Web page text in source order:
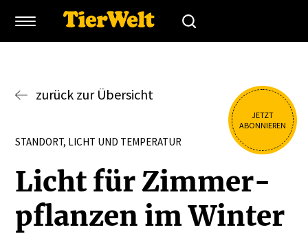
JETZT
ABONNIEREN
zurück zur Übersicht
STANDORT, LICHT UND TEMPERATUR
Licht für Zimmer­
pflanzen im Winter